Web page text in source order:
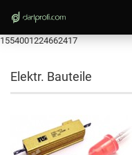
1554001224662417
Elektr. Bauteile